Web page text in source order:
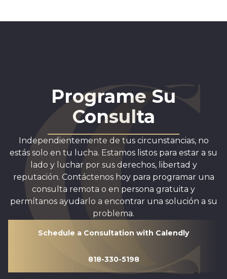
Programe Su
Consulta
Independientemente de tus circunstancias, no
estás solo en tu lucha. Estamos listos para estar a su
lado y luchar por sus derechos, libertad y
reputación. Contáctenos hoy para programar una
consulta remota o en persona gratuita y
permítanos ayudarlo a encontrar una solución a su
problema.
Schedule a Consultation with Calendly
818-330-5198